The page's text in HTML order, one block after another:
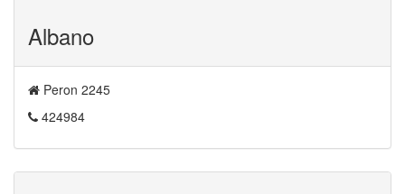
Albano
Peron 2245
424984